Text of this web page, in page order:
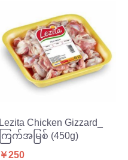
Lezita Chicken Gizzard_
ကြက်အမြစ် (450g)
￥250